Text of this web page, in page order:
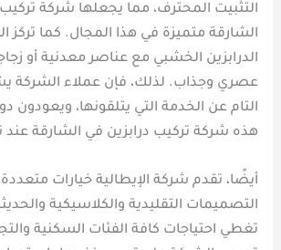
التثبيت المحترف، مما يجعلها شركة
الشارقة متميزة في هذا المجال. كما تركز
الدرابزين الخشبي مع عناصر معدنية أو
عصري وجذاب. لذلك، فإن عملاء الشركة
التام عن الخدمة التي يتلقونها، ويعودون
هذه شركة تركيب درابزين في الشارقة عند
أيضًا، تقدم شركة الإيطالية خيارات
التصميمات التقليدية والكلاسيكية
تغطي احتياجات كافة الفئات السكنية